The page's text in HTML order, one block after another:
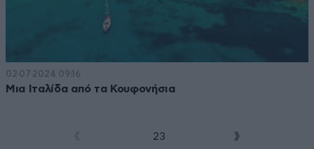
02·07·2024 09:16
Μια Ιταλίδα από τα Κουφονήσια
23